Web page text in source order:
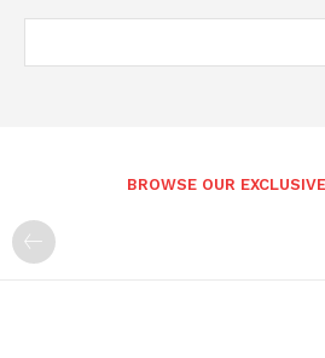
BROWSE OUR